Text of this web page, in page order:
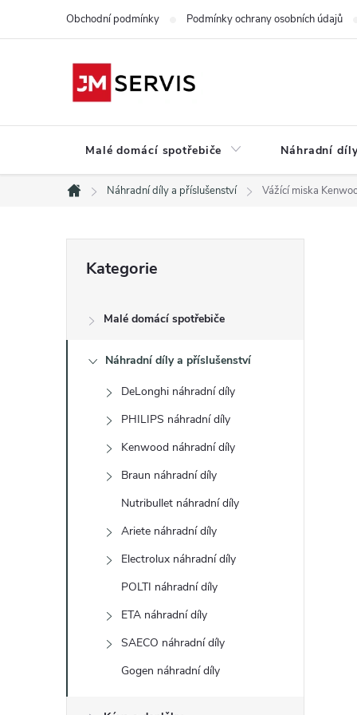
Obchodní podmínky Podmínky ochrany osobních údajů
Malé domácí spotřebiče Náhradní
Domů
Náhradní díly a příslušenství Vážící miska
s
n
kategorie
Kategorie
Malé domácí spotřebiče
Náhradní díly a příslušenství
DeLonghi náhradní díly
PHILIPS náhradní díly
Kenwood náhradní díly
Braun náhradní díly
Nutribullet náhradní díly
Ariete náhradní díly
Electrolux náhradní díly
POLTI náhradní díly
ETA náhradní díly
SAECO náhradní díly
Gogen náhradní díly